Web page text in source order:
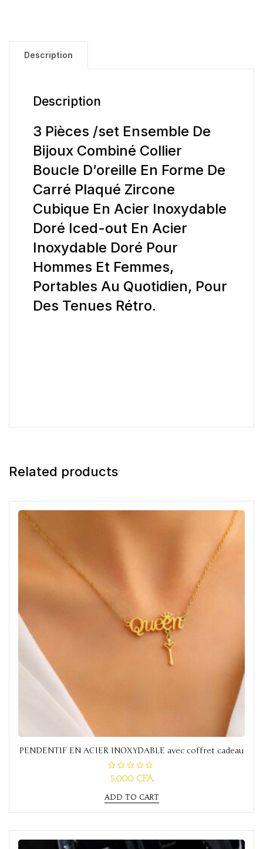
Description
Description
3 Pièces /set Ensemble De
Bijoux Combiné Collier
Boucle D’oreille En Forme De
Carré Plaqué Zircone
Cubique En Acier Inoxydable
Doré Iced-out En Acier
Inoxydable Doré Pour
Hommes Et Femmes,
Portables Au Quotidien, Pour
Des Tenues Rétro.
Related products
PENDENTIF EN ACIER INOXYDABLE avec coffret cadeau
R
a
e
d
0
t
o
f
5.000 CFA
ADD TO CART